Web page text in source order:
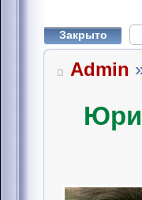
Закрыто
Admin